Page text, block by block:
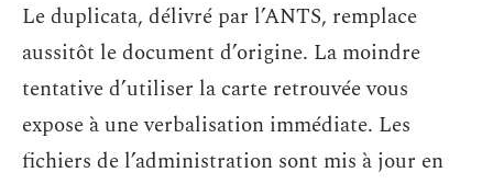
Le duplicata, délivré par l’ANTS, remplace
aussitôt le document d’origine. La moindre
tentative d’utiliser la carte retrouvée vous
expose à une verbalisation immédiate. Les
fichiers de l’administration sont mis à jour en